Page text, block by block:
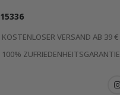
15336
KOSTENLOSER VERSAND AB 39 €
100% ZUFRIEDENHEITSGARANTIE